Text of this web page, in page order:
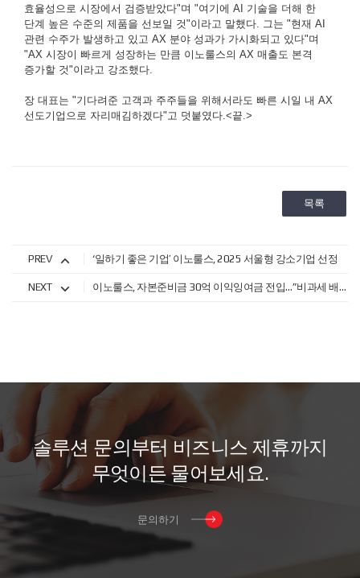
효율성으로 시장에서 검증받았다"며 "여기에 AI 기술을 더해 한
단계 높은 수준의 제품을 선보일 것"이라고 말했다. 그는 "현재 AI
관련 수주가 발생하고 있고 AX 분야 성과가 가시화되고 있다"며
"AX 시장이 빠르게 성장하는 만큼 이노룰스의 AX 매출도 본격
증가할 것"이라고 강조했다.
장 대표는 "기다려준 고객과 주주들을 위해서라도 빠른 시일 내 AX
선도기업으로 자리매김하겠다"고 덧붙였다.<끝.>
목록
PREV ‘일하기 좋은 기업’ 이노룰스, 2025 서울형 강소기업 선정
NEXT 이노룰스, 자본준비금 30억 이익잉여금 전입…”비과세 배당재원 확보”
솔루션 문의부터 비즈니스 제휴까지
무엇이든물어 보세 요.
문의하기